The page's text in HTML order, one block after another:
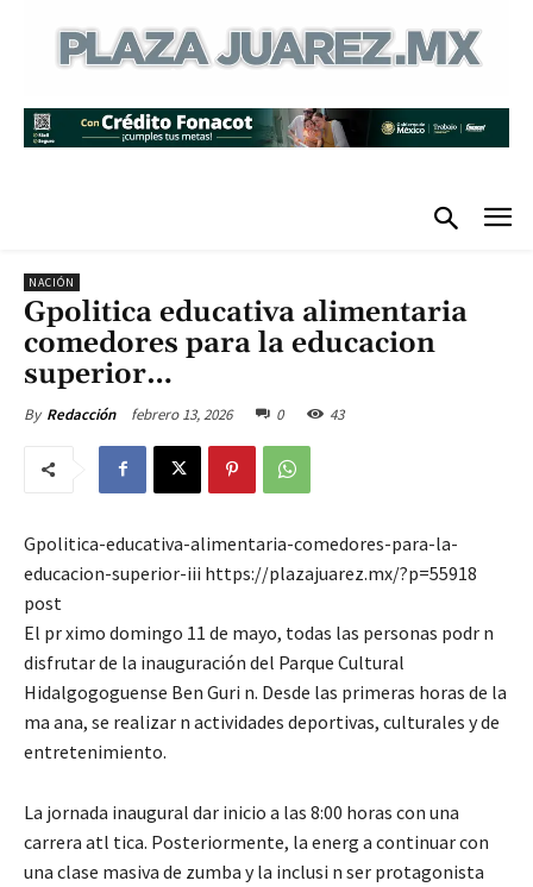
NACIÓN
Gpolitica educativa alimentaria
comedores para la educacion
superior…
By Redacción febrero 13, 2026 0 43
Gpolitica-educativa-alimentaria-comedores-para-la-
educacion-superior-iii https://plazajuarez.mx/?p=55918
post
El pr ximo domingo 11 de mayo, todas las personas podr n
disfrutar de la inauguración del Parque Cultural
Hidalgogoguense Ben Guri n. Desde las primeras horas de la
ma ana, se realizar n actividades deportivas, culturales y de
entretenimiento.
La jornada inaugural dar inicio a las 8:00 horas con una
carrera atl tica. Posteriormente, la energ a continuar con
una clase masiva de zumba y la inclusi n ser protagonista